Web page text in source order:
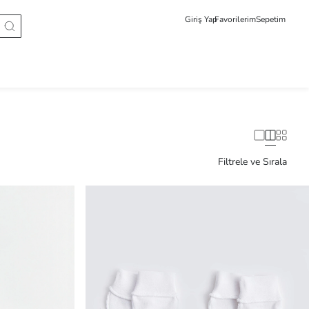
Giriş YapFavorilerimSepetim
Filtrele ve Sırala